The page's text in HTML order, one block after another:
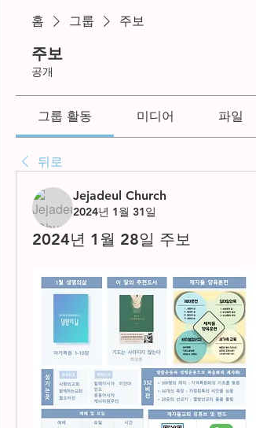
홈 그룹 주보
주보
공개
그룹 활동 미디어 파일
뒤로
Jejadeul Church
2024년 1월 31일
2024년 1월 28일 주보